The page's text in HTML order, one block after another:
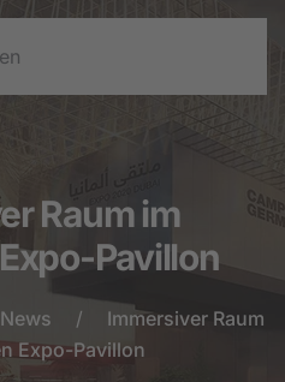
Raum im
Pavillon
News
Immersiver Raum
Expo-Pavillon